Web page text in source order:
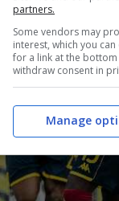
partners.
Some vendors may
interest, which you
for a link at the
withdraw consent in
Manage